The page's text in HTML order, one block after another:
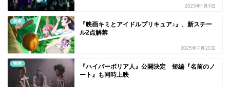
2025年1月9日
映画
『映画キミとアイドルプリキュア♪』、新スチー
ル2点解禁
2025年7月20日
映画
『ハイパーボリア人』公開決定 短編『名前のノ
ート』も同時上映